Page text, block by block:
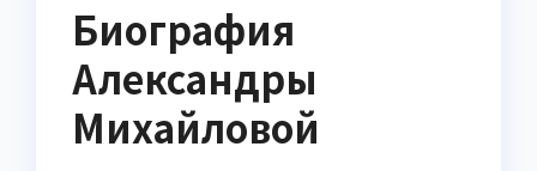
Биография
Александры
Михайловой